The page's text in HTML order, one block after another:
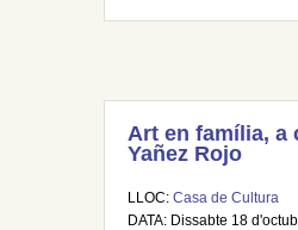
Art en família, a
Yañez Rojo
LLOC: Casa de Cultura
DATA: Dissabte 18